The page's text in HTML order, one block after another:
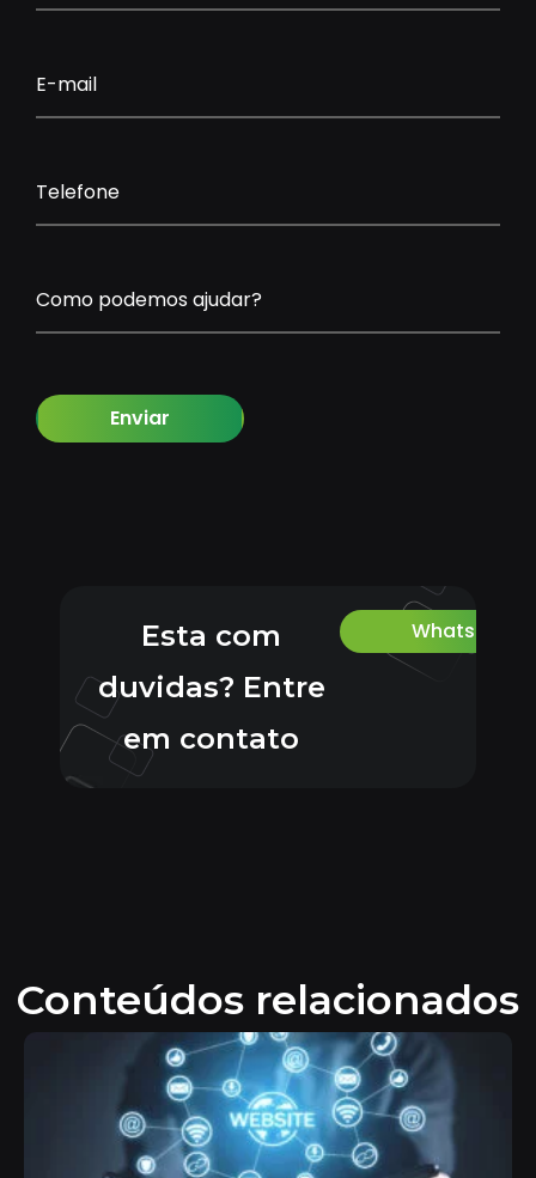
E-mail
Telefone
Como podemos ajudar?
Enviar
Esta com
duvidas? Entre
em contato
Whatsapp
Conteúdos relacionados